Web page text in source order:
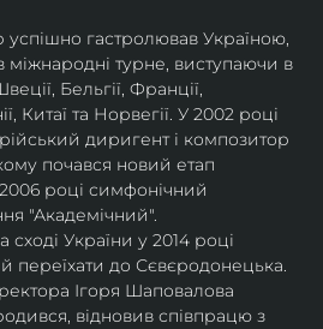
успішно гастролював Україною,
міжнародні турне, виступаючи в
Швеції, Бельгії, Франції,
Китаї та Норвегії. У 2002 році
диригент і композитор
почався новий етап
році симфонічний
"Академічний".
сході України у 2014 році
переїхати до Сєвєродонецька.
Ігоря Шаповалова
відновив співпрацю з